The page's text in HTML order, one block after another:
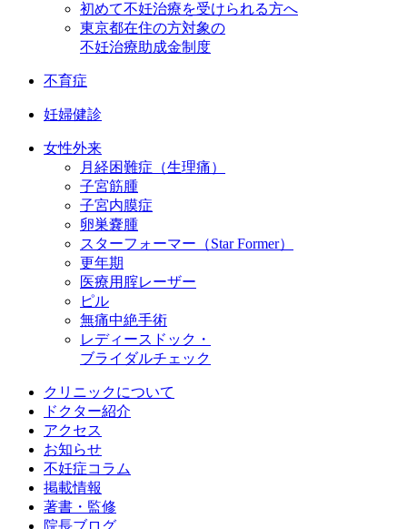
初めて不妊治療を受けられる方へ
東京都在住の方対象の
不妊治療助成金制度
不育症
妊婦健診
女性外来
月経困難症（生理痛）
子宮筋腫
子宮内膜症
卵巣嚢腫
スターフォーマー（Star Former）
更年期
医療用腟レーザー
ピル
無痛中絶手術
レディースドック・
ブライダルチェック
クリニックについて
ドクター紹介
アクセス
お知らせ
不妊症コラム
掲載情報
著書・監修